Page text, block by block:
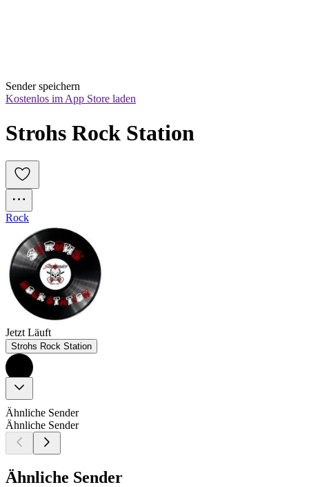
Sender speichern
Kostenlos im App Store laden
Strohs Rock Station
Rock
Jetzt Läuft
Strohs Rock Station
Ähnliche Sender
Ähnliche Sender
Ähnliche Sender